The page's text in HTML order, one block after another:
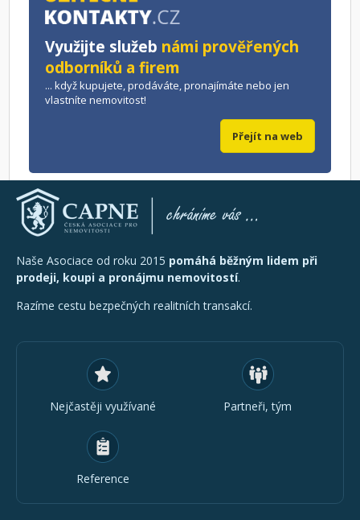
Využijte služeb námi prověřených
odborníků a firem
... když kupujete, prodáváte, pronajímáte nebo jen
vlastníte nemovitost!
Přejít na web
Naše Asociace od roku 2015 pomáhá běžným lidem při
prodeji, koupi a pronájmu nemovitostí.
Razíme cestu bezpečných realitních transakcí.
Nejčastěji využívané Partneři, tým
Reference